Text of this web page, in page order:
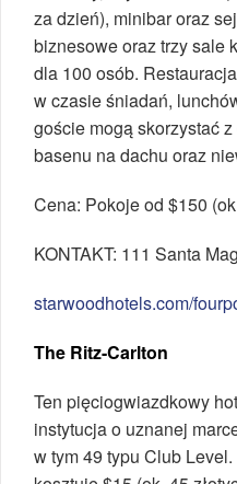
za dzień), minibar oraz
biznesowe oraz trzy sale
dla 100 osób.
w czasie śniadań,
goście mogą skorzystać
basenu na dachu oraz
Cena: Pokoje od $150
KONTAKT: 111 Santa
starwoodhotels.com/
The Ritz-Carlton
Ten pięciogwiazdkowy
instytucja o uznanej
w tym 49 typu Club